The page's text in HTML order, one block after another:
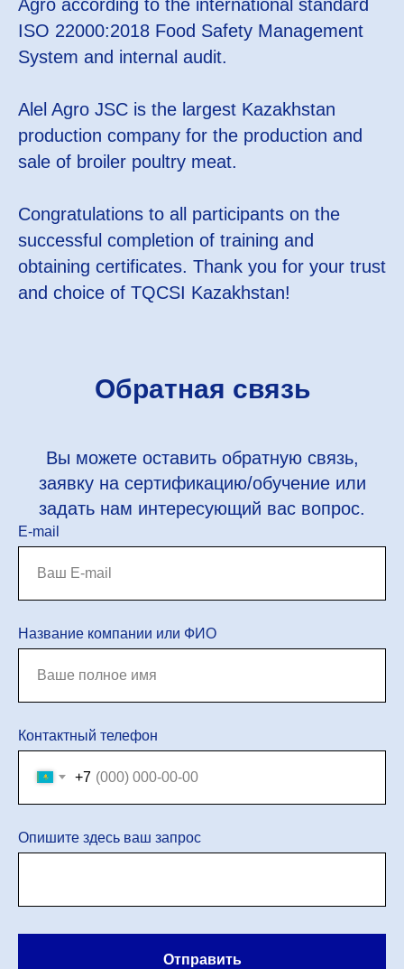
Agro according to the international standard
ISO 22000:2018 Food Safety Management
System and internal audit.
Alel Agro JSC is the largest Kazakhstan
production company for the production and
sale of broiler poultry meat.
Congratulations to all participants on the
successful completion of training and
obtaining certificates. Thank you for your trust
and choice of TQCSI Kazakhstan!
Обратная связь
Вы можете оставить обратную связь,
заявку на сертификацию/обучение или
задать нам интересующий вас вопрос.
E-mail
Название компании или ФИО
Контактный телефон
+7
Опишите здесь ваш запрос
Отправить